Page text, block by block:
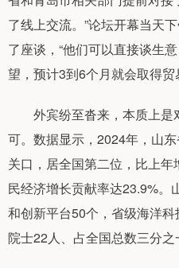
了线上交流。”论坛开幕当天
了座谈，“他们可以直接谈生
望，预计3到6个月就会取得贸
外宾纷至沓来，本质上是
可。数据显示，2024年，山
关口，居全国第二位，比上
民经济增长贡献率达23.9%。
和创新平台50个，省级海洋
院士22人、占全国总数三分之